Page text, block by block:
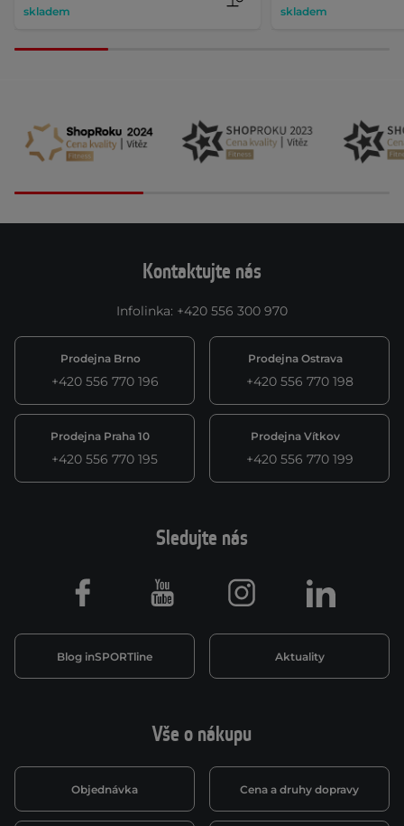
skladem
skladem
Kontaktujte nás
Infolinka: +420 556 300 970
Prodejna Brno
+420 556 770 196
Prodejna Ostrava
+420 556 770 198
Prodejna Praha 10
+420 556 770 195
Prodejna Vítkov
+420 556 770 199
Vše o nákupu
Objednávka Cena a druhy dopravy
Sledujte nás
Blog inSPORTline Aktuality
Facebook Youtube Instagram LinkedIn